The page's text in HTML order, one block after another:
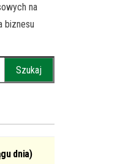
na
biznesu
dnia)